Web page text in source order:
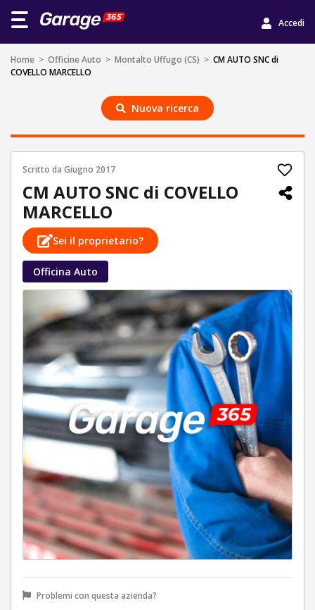
Accedi
Home > Officine Auto > Montalto Uffugo (CS) > CM AUTO SNC di
COVELLO MARCELLO
Nuova ricerca
Scritto da Giugno 2017
CM AUTO SNC di COVELLO
MARCELLO
Sei il proprietario?
Officina Auto
Problemi con questa azienda?